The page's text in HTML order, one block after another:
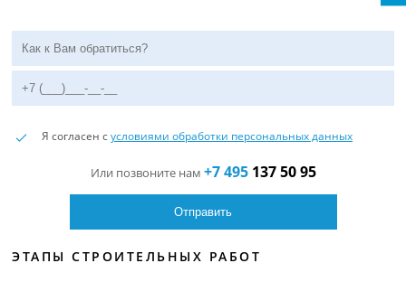
Я согласен сусловиями обработки персональных данных
Или позвоните нам +7 495137 50 95
ЭТАПЫ СТРОИТЕЛЬНЫХ РАБОТ